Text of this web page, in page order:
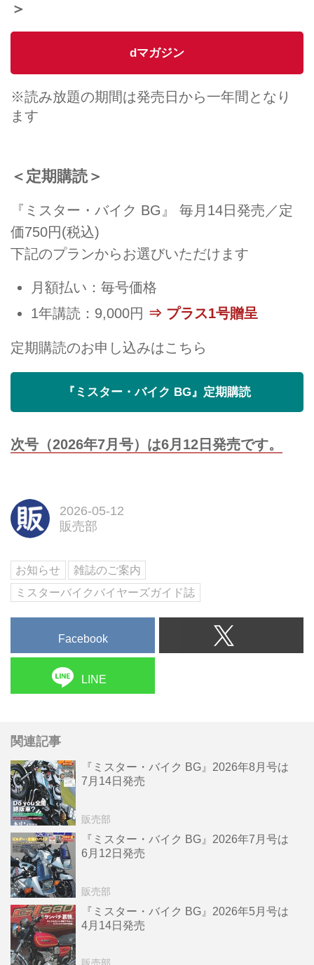
＞
dマガジン
※読み放題の期間は発売日から一年間となり
ます
＜定期購読＞
『ミスター・バイク BG』 毎月14日発売／定
価750円(税込)
下記のプランからお選びいただけます
月額払い：毎号価格
1年講読：9,000円 ⇒ プラス1号贈呈
定期購読のお申し込みはこちら
『ミスター・バイク BG』定期購読
次号（2026年7月号）は6月12日発売です。
2026-05-12
販売部
お知らせ
雑誌のご案内
ミスターバイクバイヤーズガイド誌
Facebook
LINE
関連記事
『ミスター・バイク BG』2026年8月号は
7月14日発売
販売部
『ミスター・バイク BG』2026年7月号は
6月12日発売
販売部
『ミスター・バイク BG』2026年5月号は
4月14日発売